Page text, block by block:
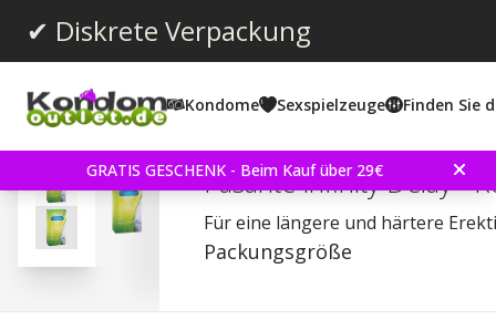
✔ Diskrete Verpackung
Kondome Sexspielzeuge Finden Sie
GRATIS GESCHENK - Beim Kauf über 29€
Durchschnittliche
abgegebene bewertungen:
Pasante Infinity Delay -
Für eine längere und härtere
Packungsgröße